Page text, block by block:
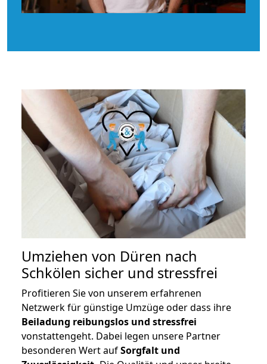
Umziehen von Düren nach
Schkölen sicher und stressfrei
Profitieren Sie von unserem erfahrenen
Netzwerk für günstige Umzüge oder dass ihre
Beiladung reibungslos und stressfrei
vonstattengeht. Dabei legen unsere Partner
besonderen Wert aufSorgfalt und